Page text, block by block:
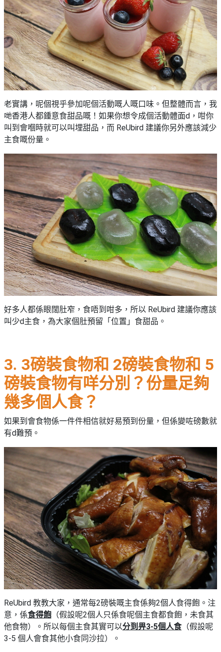
老實講，呢個視乎參加呢個活動嘅人嘅口味。但整體而言，我
哋香港人都鍾意食甜品嘅！如果你想令成個活動體面d，咁你
叫到會嗰時就可以叫埋甜品，而 ReUbird 建議你另外應該減少
主食嘅份量。
好多人都係眼闊肚窄，食唔到咁多，所以 ReUbird 建議你應該
叫少d主食，為大家個肚預留「位置」食甜品。
3. 3磅裝食物和 2磅裝食物和 5
磅裝食物有咩分別？份量足夠
幾多個人食？
如果到會食物係一件件相信就好易預到份量，但係變咗磅數就
有d難預。
ReUbird 教教大家，通常每2磅裝嘅主食係夠2個人食得飽。注
意，係食得飽 （假設呢2個人只係食呢個主食都食飽，未食其
他食物）。所以每個主食其實可以分到畀3-5個人食（假設呢
3-5 個人會食其他小食同沙拉）。